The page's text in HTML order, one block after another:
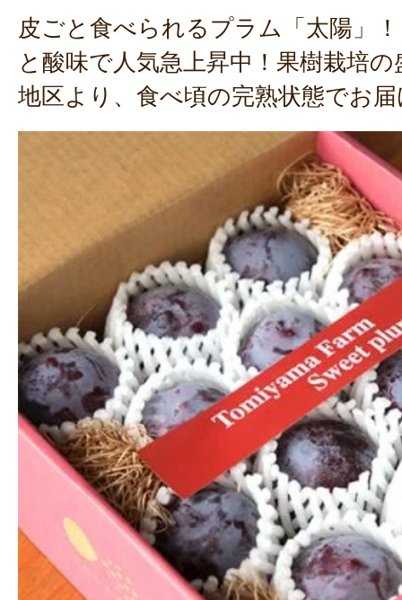
皮ごと食べられるプラム「太陽」
と酸味で人気急上昇中！果樹栽培
地区より、食べ頃の完熟状態でお